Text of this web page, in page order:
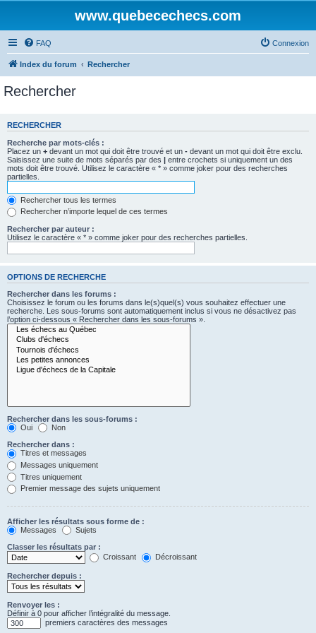
www.quebecechecs.com
FAQ Connexion
Index du forum Rechercher
Rechercher
RECHERCHER
Recherche par mots-clés :
Placez un + devant un mot qui doit être trouvé et un - devant un mot qui doit être exclu.
Saisissez une suite de mots séparés par des | entre crochets si uniquement un des
mots doit être trouvé. Utilisez le caractère « * » comme joker pour des recherches
partielles.
Rechercher tous les termes
Rechercher n’importe lequel de ces termes
Rechercher par auteur :
Utilisez le caractère « * » comme joker pour des recherches partielles.
OPTIONS DE RECHERCHE
Rechercher dans les forums :
Choisissez le forum ou les forums dans le(s)quel(s) vous souhaitez effectuer une
recherche. Les sous-forums sont automatiquement inclus si vous ne désactivez pas
l’option ci-dessous « Rechercher dans les sous-forums ».
Rechercher dans les sous-forums :
Oui
Non
Rechercher dans :
Titres et messages
Messages uniquement
Titres uniquement
Premier message des sujets uniquement
Afficher les résultats sous forme de :
Messages
Sujets
Classer les résultats par :
Croissant
Décroissant
Rechercher depuis :
Renvoyer les :
Définir à 0 pour afficher l’intégralité du message.
premiers caractères des messages